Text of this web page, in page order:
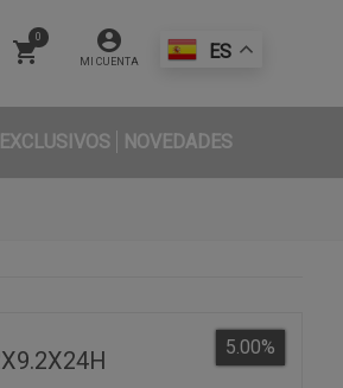
ES
MI CUENTA
0
EXCLUSIVOS NOVEDADES
5.00%